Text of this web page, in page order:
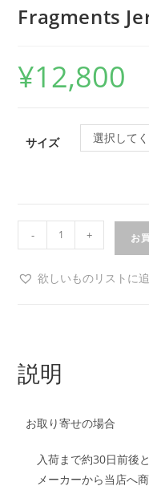
Fragments
¥12,800
サイズ 選択して
- + お
欲しいものリストに
説明
お取り寄せの場合
入荷まで約30日前後と
メーカーから当店へ